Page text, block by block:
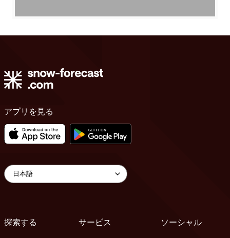
アプリを見る
探索する
サービス
ソーシャル